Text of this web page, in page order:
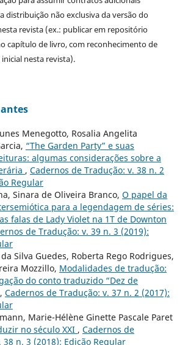
distribuição não exclusiva da versão do
revista (ex.: publicar em repositório
capítulo de livro, com reconhecimento de
nesta revista).
Menegotto, Rosalia Angelita
“The Garden Party” e suas
algumas considerações sobre a
, Cadernos de Tradução: v. 38 n. 2
Regular
Sinara de Oliveira Branco, O papel da
para a legendagem de séries:
falas de Lady Violet na 1T de Downton
de Tradução: v. 39 n. 3 (2019):
Silva Guedes, Roberta Rego Rodrigues,
Mozzillo, Modalidades de tradução:
do conto traduzido “Dez de
, Cadernos de Tradução: v. 37 n. 2 (2017):
Marie-Hélène Ginette Pascale Paret
no século XXI , Cadernos de
38 n. 3 (2018): Edição Regular